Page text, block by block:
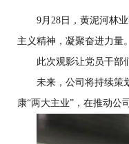
9月28日，黄泥河林业
主义精神，凝聚奋进力量。
此次观影让党员干部们
未来，公司将持续策划
康“两大主业”，在推动公